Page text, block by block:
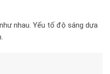
nhau. Yếu tố độ sáng dựa